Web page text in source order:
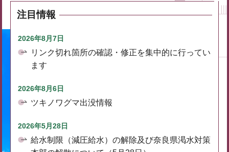
注目情報
2026年8月7日
リンク切れ箇所の確認・修正を集中的に行ってい
ます
2026年8月6日
ツキノワグマ出没情報
2026年5月28日
給水制限（減圧給水）の解除及び奈良県渇水対策